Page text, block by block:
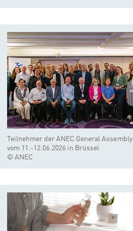
Teilnehmer der ANEC General Assembly
vom 11.-12.06.2026 in Brüssel
© ANEC